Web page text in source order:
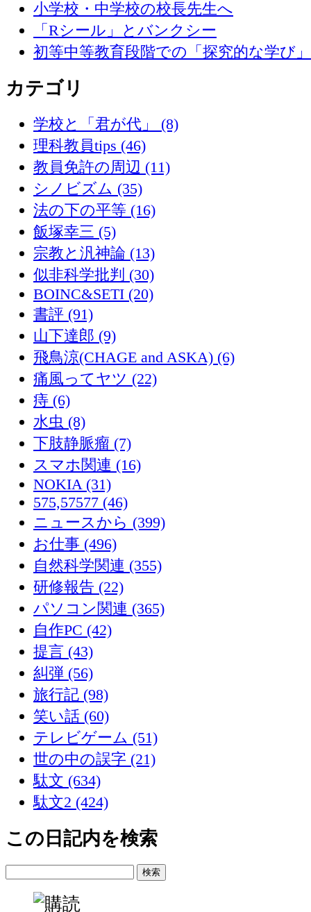
小学校・中学校の校長先生へ
「Rシール」とバンクシー
初等中等教育段階での「探究的な学び
カテゴリ
学校と「君が代」 (8)
理科教員tips (46)
教員免許の周辺 (11)
シノビズム (35)
法の下の平等 (16)
飯塚幸三 (5)
宗教と汎神論 (13)
似非科学批判 (30)
BOINC&SETI (20)
書評 (91)
山下達郎 (9)
飛鳥涼(CHAGE and ASKA) (6)
痛風ってヤツ (22)
痔 (6)
水虫 (8)
下肢静脈瘤 (7)
スマホ関連 (16)
NOKIA (31)
575,57577 (46)
ニュースから (399)
お仕事 (496)
自然科学関連 (355)
研修報告 (22)
パソコン関連 (365)
自作PC (42)
提言 (43)
糾弾 (56)
旅行記 (98)
笑い話 (60)
テレビゲーム (51)
世の中の誤字 (21)
駄文 (634)
駄文2 (424)
この日記内を検索